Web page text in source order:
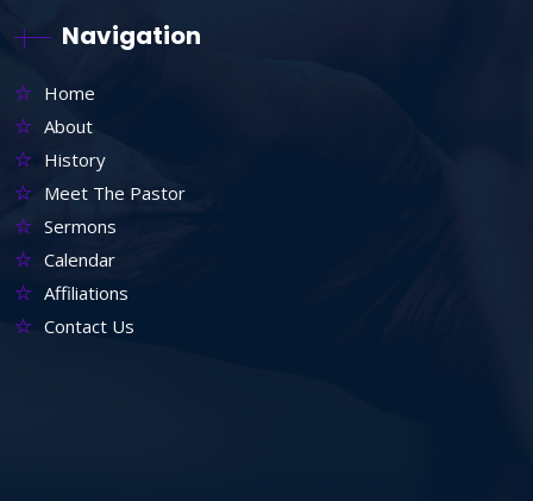
Navigation
Home
About
History
Meet The Pastor
Sermons
Calendar
Affiliations
Contact Us